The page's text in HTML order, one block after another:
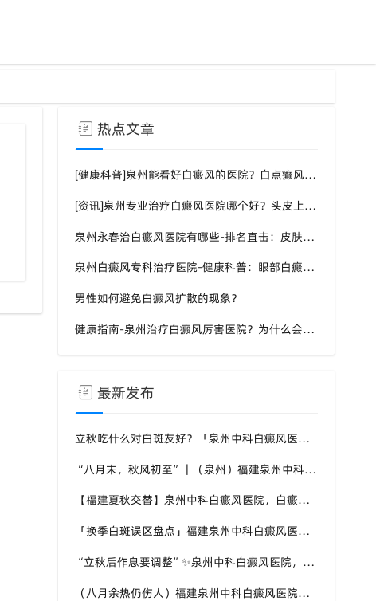
热点文章
[健康科普]泉州能看好白癜风的医院？白点癫风需要注意什么饮食？
[资讯]泉州专业治疗白癜风医院哪个好？头皮上有一块白色厚厚的头皮？
泉州永春治白癜风医院有哪些-排名直击：皮肤白斑是什么原因导致的？
泉州白癜风专科治疗医院-健康科普：眼部白癜风症状？
男性如何避免白癜风扩散的现象？
健康指南-泉州治疗白癜风厉害医院？为什么会长白斑的原因？
最新发布
立秋吃什么对白斑友好？「泉州中科白癜风医院」福建白癜风患者饮食不要盲目忌口
“八月末，秋风初至”｜（泉州）福建泉州中科白癜风医院，聊聊白癜风换季防护关键点
【福建夏秋交替】泉州中科白癜风医院，白癜风患者，入秋之后洗澡习惯也要多注意
「换季白斑误区盘点」福建泉州中科白癜风医院，白斑消长多变，科学对待才是正道
“立秋后作息要调整”✨泉州中科白癜风医院，白癜风患者，不良作息会影响皮肤状态
（八月余热仍伤人）福建泉州中科白癜风医院，白癜风外出，依旧要做好硬防晒措施